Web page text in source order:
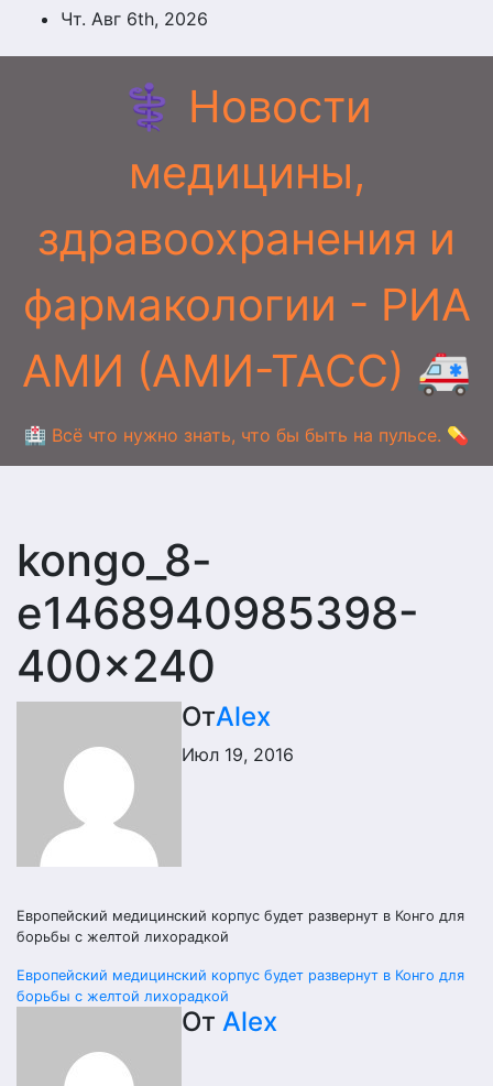
ПерейтиЧт. Авг 6th, 2026
⚕️ Новости
медицины,
здравоохранения и
фармакологии - РИА
АМИ (АМИ-ТАСС) 🚑
🏥 Всё что нужно знать, что бы быть на пульсе. 💊
kongo_8-
e1468940985398-
400×240
ОтAlex
Июл 19, 2016
Европейский медицинский корпус будет развернут в Конго для
борьбы с желтой лихорадкой
Навигация
записям
Европейский медицинский корпус будет развернут в Конго для
борьбы с желтой лихорадкой
От Alex